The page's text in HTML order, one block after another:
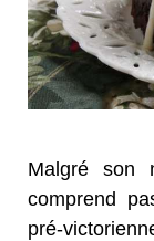
Malgré son
comprend
pré-